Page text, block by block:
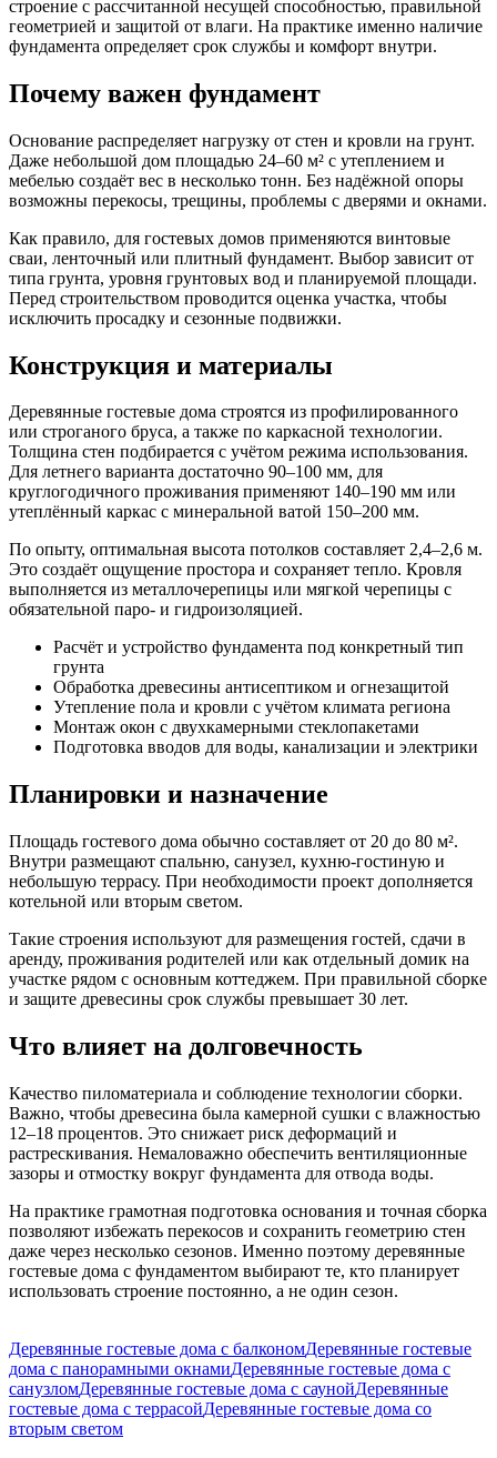
строение с рассчитанной несущей способностью, правильной
геометрией и защитой от влаги. На практике именно наличие
фундамента определяет срок службы и комфорт внутри.
Почему важен фундамент
Основание распределяет нагрузку от стен и кровли на грунт.
Даже небольшой дом площадью 24–60 м² с утеплением и
мебелью создаёт вес в несколько тонн. Без надёжной опоры
возможны перекосы, трещины, проблемы с дверями и окнами.
Как правило, для гостевых домов применяются винтовые
сваи, ленточный или плитный фундамент. Выбор зависит от
типа грунта, уровня грунтовых вод и планируемой площади.
Перед строительством проводится оценка участка, чтобы
исключить просадку и сезонные подвижки.
Конструкция и материалы
Деревянные гостевые дома строятся из профилированного
или строганого бруса, а также по каркасной технологии.
Толщина стен подбирается с учётом режима использования.
Для летнего варианта достаточно 90–100 мм, для
круглогодичного проживания применяют 140–190 мм или
утеплённый каркас с минеральной ватой 150–200 мм.
По опыту, оптимальная высота потолков составляет 2,4–2,6 м.
Это создаёт ощущение простора и сохраняет тепло. Кровля
выполняется из металлочерепицы или мягкой черепицы с
обязательной паро- и гидроизоляцией.
Расчёт и устройство фундамента под конкретный тип
грунта
Обработка древесины антисептиком и огнезащитой
Утепление пола и кровли с учётом климата региона
Монтаж окон с двухкамерными стеклопакетами
Подготовка вводов для воды, канализации и электрики
Планировки и назначение
Площадь гостевого дома обычно составляет от 20 до 80 м².
Внутри размещают спальню, санузел, кухню-гостиную и
небольшую террасу. При необходимости проект дополняется
котельной или вторым светом.
Такие строения используют для размещения гостей, сдачи в
аренду, проживания родителей или как отдельный домик на
участке рядом с основным коттеджем. При правильной сборке
и защите древесины срок службы превышает 30 лет.
Что влияет на долговечность
Качество пиломатериала и соблюдение технологии сборки.
Важно, чтобы древесина была камерной сушки с влажностью
12–18 процентов. Это снижает риск деформаций и
растрескивания. Немаловажно обеспечить вентиляционные
зазоры и отмостку вокруг фундамента для отвода воды.
На практике грамотная подготовка основания и точная сборка
позволяют избежать перекосов и сохранить геометрию стен
даже через несколько сезонов. Именно поэтому деревянные
гостевые дома с фундаментом выбирают те, кто планирует
использовать строение постоянно, а не один сезон.
Деревянные гостевые дома с балкономДеревянные гостевые
дома с панорамными окнамиДеревянные гостевые дома с
санузломДеревянные гостевые дома с саунойДеревянные
гостевые дома с террасойДеревянные гостевые дома со
вторым светом